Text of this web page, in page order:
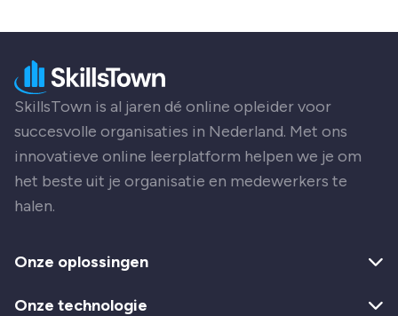
SkillsTown is al jaren dé online opleider voor
succesvolle organisaties in Nederland. Met ons
innovatieve online leerplatform helpen we je om
het beste uit je organisatie en medewerkers te
halen.
Onze oplossingen
Onze technologie